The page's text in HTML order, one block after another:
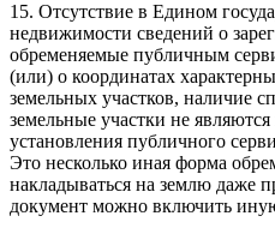
15. Отсутствие в Едином
недвижимости сведений о
обременяемые публичным
(или) о координатах
земельных участков, наличие
земельные участки не
установления публичного
Это несколько иная форма
накладываться на землю даже
документ можно включить